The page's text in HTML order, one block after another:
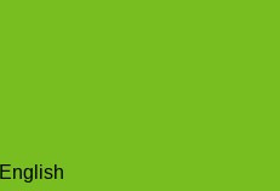
English